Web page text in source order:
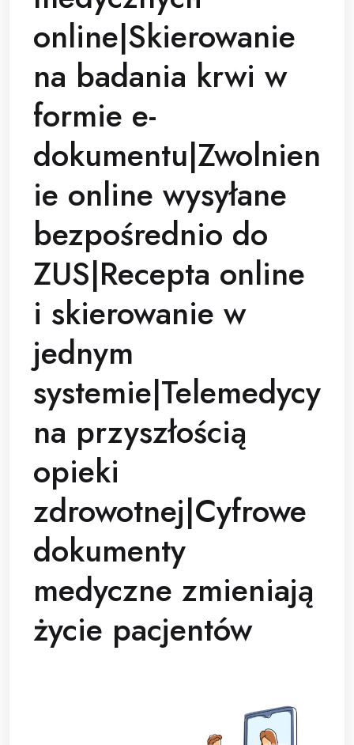
online|Skierowanie
na badania krwi w
formie e-
dokumentu|Zwolnien
ie online wysyłane
bezpośrednio do
ZUS|Recepta online
i skierowanie w
jednym
systemie|Telemedycy
na przyszłością
opieki
zdrowotnej|Cyfrowe
dokumenty
medyczne zmieniają
życie pacjentów